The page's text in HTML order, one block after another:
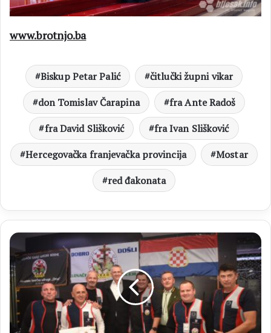
www.brotnjo.ba
Biskup Petar Palić
čitlučki župni vikar
don Tomislav Čarapina
fra Ante Radoš
fra David Slišković
fra Ivan Slišković
Hercegovačka franjevačka provincija
Mostar
red đakonata
HLU
ORAO
ČITLUK
Više
od
desetljeća
tradicije,
sportskih